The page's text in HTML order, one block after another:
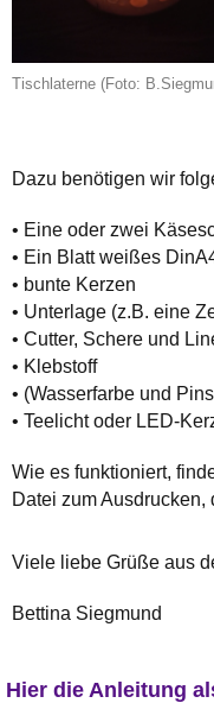
Tischlaterne (Foto:
Dazu benötigen wir
• Eine oder zwei
• Ein Blatt weißes
• bunte Kerzen
• Unterlage (z.B. eine
• Cutter, Schere und
• Klebstoff
• (Wasserfarbe und
• Teelicht oder LED-
Wie es funktioniert,
Datei zum
Viele liebe Grüße aus
Bettina Siegmund
Hier die Anleitung